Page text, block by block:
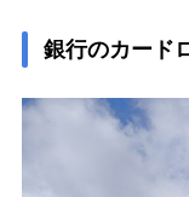
銀行のカード